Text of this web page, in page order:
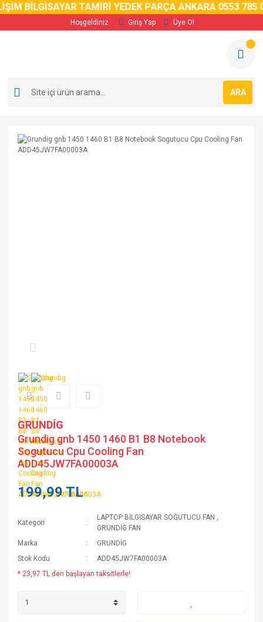
BİLGİSAYAR TAMİRİ YEDEK PARÇA ANKARA 0553 785 02
Hoşgeldiniz Giriş Yap Üye Ol
ARA
GRUNDİG
Grundig gnb 1450 1460 B1 B8 Notebook
Sogutucu Cpu Cooling Fan
ADD45JW7FA00003A
199,99 TL
Kategori
LAPTOP BİLGİSAYAR SOĞUTUCU FAN ,
GRUNDİG FAN
Marka
GRUNDİG
Stok Kodu
ADD45JW7FA00003A
* 23,97 TL den başlayan taksitlerle!